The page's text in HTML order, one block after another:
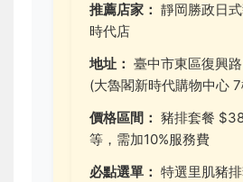
推薦店家： 靜岡勝政日
時代店
地址： 臺中市東區復興
(大魯閣新時代購物中心
價格區間： 豬排套餐
等，需加10%服務費
必點選單： 特選里肌豬